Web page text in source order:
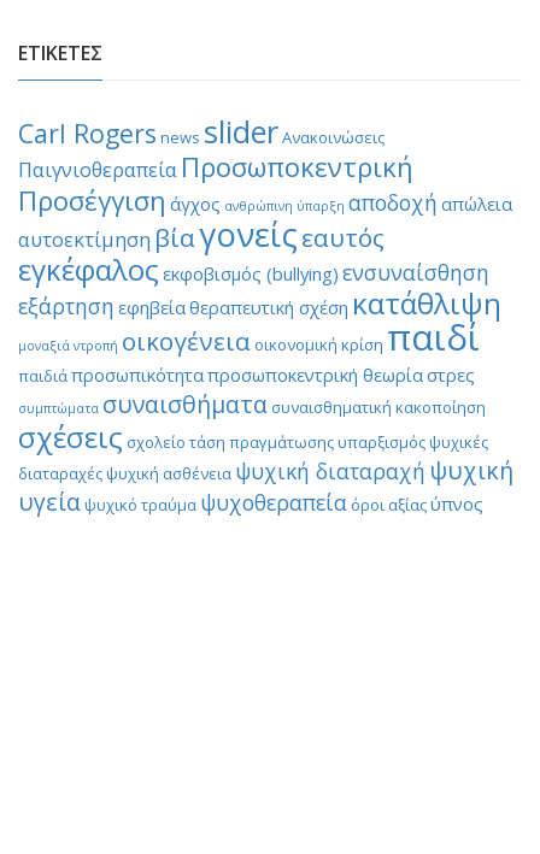
ΕΤΙΚΕΤΕΣ
Carl Rogers news sliderΑνακοινώσεις
Παιγνιοθεραπεία Προσωποκεντρική
Προσέγγιση άγχος ανθρώπινη ύπαρξη αποδοχή απώλεια
αυτοεκτίμηση βίαγονείςεαυτός
εγκέφαλος εκφοβισμός (bullying) ενσυναίσθηση
εξάρτηση εφηβείαθεραπευτική σχέση κατάθλιψη
μοναξιά ντροπή οικογένεια οικονομική κρίση παιδί
παιδιάπροσωπικότηταπροσωποκεντρική θεωρίαστρες
συμπτώματα συναισθήματασυναισθηματική κακοποίηση
σχέσεις σχολείο τάση πραγμάτωσηςυπαρξισμόςψυχικές
διαταραχέςψυχική ασθένεια ψυχική διαταραχή ψυχική
υγείαψυχικό τραύμα ψυχοθεραπεία όροι αξίαςύπνος